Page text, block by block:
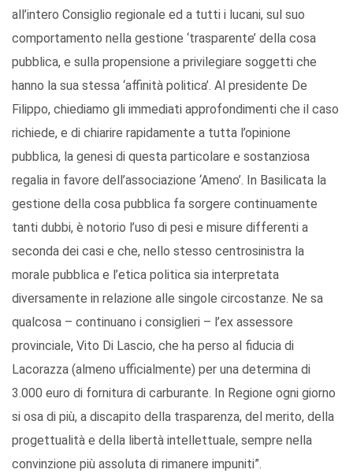
all’intero Consiglio regionale ed a tutti i lucani, sul suo
comportamento nella gestione ‘trasparente’ della cosa
pubblica, e sulla propensione a privilegiare soggetti che
hanno la sua stessa ‘affinità politica’. Al presidente De
Filippo, chiediamo gli immediati approfondimenti che il caso
richiede, e di chiarire rapidamente a tutta l’opinione
pubblica, la genesi di questa particolare e sostanziosa
regalia in favore dell’associazione ‘Ameno’. In Basilicata la
gestione della cosa pubblica fa sorgere continuamente
tanti dubbi, è notorio l’uso di pesi e misure differenti a
seconda dei casi e che, nello stesso centrosinistra la
morale pubblica e l’etica politica sia interpretata
diversamente in relazione alle singole circostanze. Ne sa
qualcosa – continuano i consiglieri – l’ex assessore
provinciale, Vito Di Lascio, che ha perso al fiducia di
Lacorazza (almeno ufficialmente) per una determina di
3.000 euro di fornitura di carburante. In Regione ogni giorno
si osa di più, a discapito della trasparenza, del merito, della
progettualità e della libertà intellettuale, sempre nella
convinzione più assoluta di rimanere impuniti”.